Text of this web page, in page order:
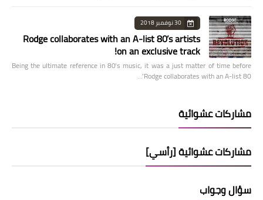
30 نوفمبر 2018
Rodge collaborates with an A-list 80’s artists
on an exclusive track!
Being the ultimate reference in 80’s music, it was a just matter of time before
Rodge collaborates with an A-list 80’…
مشاركات عشوائية
مشاركات عشوائية [رأسي]
سؤال وجواب